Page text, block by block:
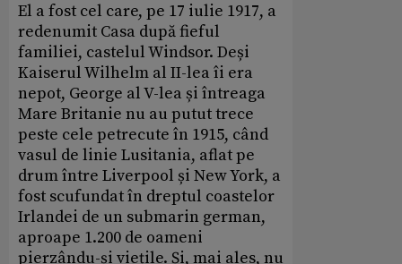
El a fost cel care, pe 17 iulie 1917, a
redenumit Casa după fieful
familiei, castelul Windsor. Deși
Kaiserul Wilhelm al II-lea îi era
nepot, George al V-lea și întreaga
Mare Britanie nu au putut trece
peste cele petrecute în 1915, când
vasul de linie Lusitania, aflat pe
drum între Liverpool și New York, a
fost scufundat în dreptul coastelor
Irlandei de un submarin german,
aproape 1.200 de oameni
pierzându-și viețile. Și, mai ales, nu